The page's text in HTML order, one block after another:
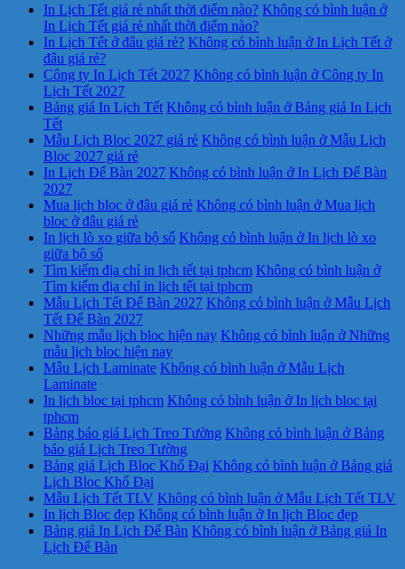
In Lịch Tết giá rẻ nhất thời điểm nào? Không có bình luận ở
In Lịch Tết giá rẻ nhất thời điểm nào?
In Lịch Tết ở đâu giá rẻ? Không có bình luận ở In Lịch Tết ở
đâu giá rẻ?
Công ty In Lịch Tết 2027 Không có bình luận ở Công ty In
Lịch Tết 2027
Bảng giá In Lịch Tết Không có bình luận ở Bảng giá In Lịch
Tết
Mẫu Lịch Bloc 2027 giá rẻ Không có bình luận ở Mẫu Lịch
Bloc 2027 giá rẻ
In Lịch Để Bàn 2027 Không có bình luận ở In Lịch Để Bàn
2027
Mua lịch bloc ở đâu giá rẻ Không có bình luận ở Mua lịch
bloc ở đâu giá rẻ
In lịch lò xo giữa bộ số Không có bình luận ở In lịch lò xo
giữa bộ số
Tìm kiếm địa chỉ in lịch tết tại tphcm Không có bình luận ở
Tìm kiếm địa chỉ in lịch tết tại tphcm
Mẫu Lịch Tết Để Bàn 2027 Không có bình luận ở Mẫu Lịch
Tết Để Bàn 2027
Những mẫu lịch bloc hiện nay Không có bình luận ở Những
mẫu lịch bloc hiện nay
Mẫu Lịch Laminate Không có bình luận ở Mẫu Lịch
Laminate
In lịch bloc tại tphcm Không có bình luận ở In lịch bloc tại
tphcm
Bảng báo giá Lịch Treo Tường Không có bình luận ở Bảng
báo giá Lịch Treo Tường
Bảng giá Lịch Bloc Khổ Đại Không có bình luận ở Bảng giá
Lịch Bloc Khổ Đại
Mẫu Lịch Tết TLV Không có bình luận ở Mẫu Lịch Tết TLV
In lịch Bloc đẹp Không có bình luận ở In lịch Bloc đẹp
Bảng giá In Lịch Để Bàn Không có bình luận ở Bảng giá In
Lịch Để Bàn